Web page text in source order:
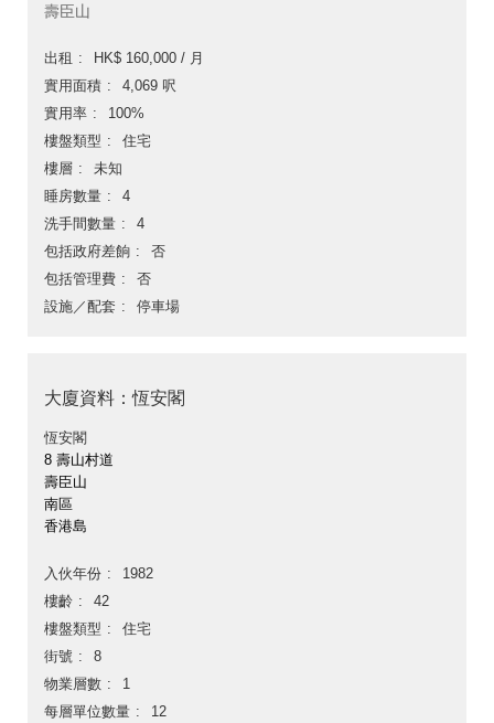
壽臣山
出租
HK$ 160,000 / 月
實用面積
4,069 呎
實用率
100%
樓盤類型
住宅
樓層
未知
睡房數量
4
洗手間數量
4
包括政府差餉
否
包括管理費
否
設施／配套
停車場
大廈資料：恆安閣
恆安閣
8 壽山村道
壽臣山
南區
香港島
入伙年份
1982
樓齡
42
樓盤類型
住宅
街號
8
物業層數
1
每層單位數量
12